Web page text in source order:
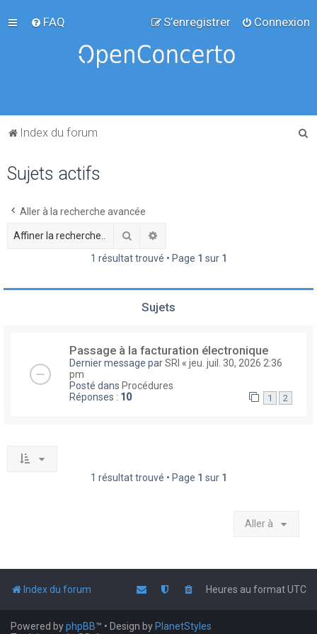
FAQ Connexion
S’enregistrer
Index du forum
e
Sujets actifs
Aller à la recherche avancée
Rechercher
1 résultat trouvé • Page 1 sur 1
Sujets
Passage à la facturation électronique
Dernier message parSRI « jeu. juil. 30, 2026 2:36
pm
Posté dans Procédures
Réponses : 10 1 2
1 résultat trouvé • Page 1 sur 1
Aller à
Index du forum Heures au formatUTC
Powered byphpBB™ • Design by PlanetStyles